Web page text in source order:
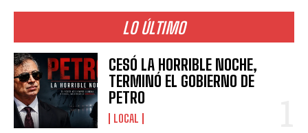
LO ÚLTIMO
CESÓ LA HORRIBLE NOCHE,
TERMINÓ EL GOBIERNO DE
PETRO
LOCAL